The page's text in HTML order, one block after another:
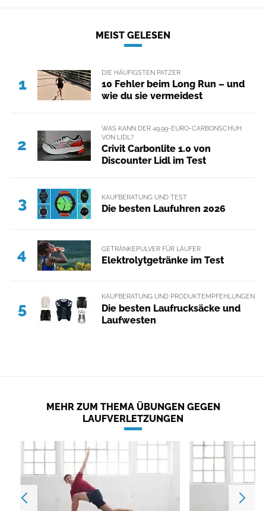
MEIST GELESEN
1
DIE HÄUFIGSTEN PATZER
10 Fehler beim Long Run – und
wie du sie vermeidest
2
WAS KANN DER 49,99-EURO-CARBONSCHUH
VON LIDL?
Crivit Carbonlite 1.0 von
Discounter Lidl im Test
3 KAUFBERATUNG UND TEST
Die besten Laufuhren 2026
4 GETRÄNKEPULVER FÜR LÄUFER
Elektrolytgetränke im Test
5
KAUFBERATUNG UND PRODUKTEMPFEHLUNGEN
Die besten Laufrucksäcke und
Laufwesten
MEHR ZUM THEMA ÜBUNGEN GEGEN
LAUFVERLETZUNGEN